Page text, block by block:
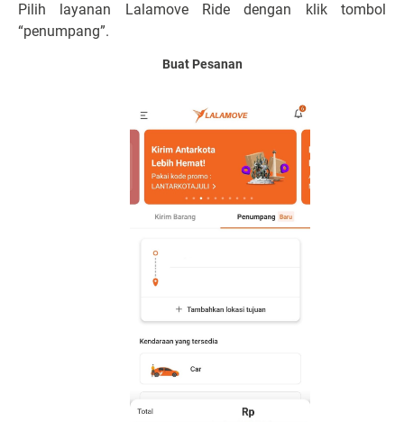
Pilih layanan Lalamove Ride dengan klik tombol
“penumpang”.
Buat Pesanan